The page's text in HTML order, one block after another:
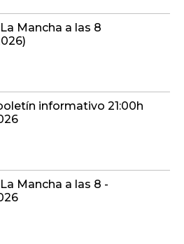
Mancha a las 8
informativo 21:00h
Mancha a las 8 -